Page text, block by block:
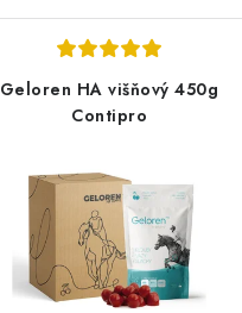
Geloren HA višňový 450g
Contipro